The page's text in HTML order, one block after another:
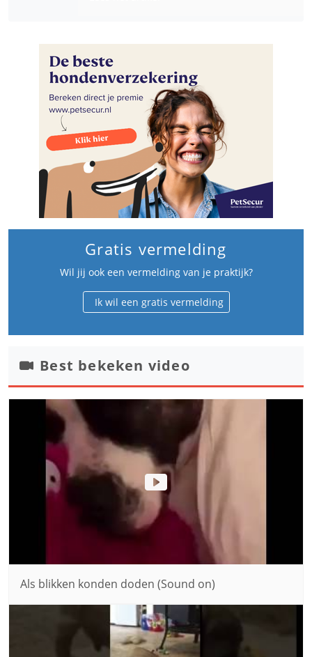
Gratis vermelding
Wil jij ook een vermelding van je praktijk?
Ik wil een gratis vermelding
Best bekeken video
Als blikken konden doden (Sound on)